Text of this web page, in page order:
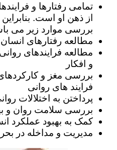
تمامی رفتارها و
از ذهن او است.
بررسی موارد زیر می
مطالعه رفتارهای
مطالعه فرایندهای
و افکار
بررسی مغز و
فرایند های روانی
پرداختن به اختلالات
بررسی سلامت روان و
کمک به بهبود عملکرد
مدیریت و مداخله در